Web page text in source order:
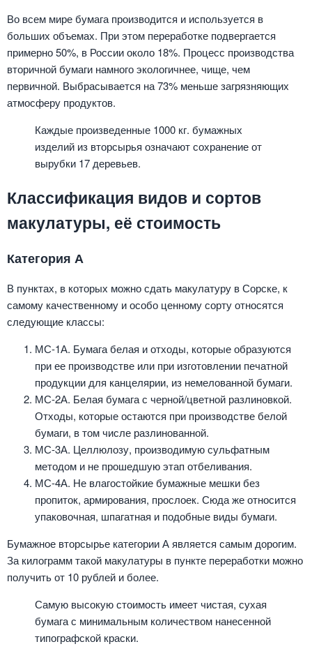
Во всем мире бумага производится и используется в
больших объемах. При этом переработке подвергается
примерно 50%, в России около 18%. Процесс производства
вторичной бумаги намного экологичнее, чище, чем
первичной. Выбрасывается на 73% меньше загрязняющих
атмосферу продуктов.
Каждые произведенные 1000 кг. бумажных
изделий из вторсырья означают сохранение от
вырубки 17 деревьев.
Классификация видов и сортов
макулатуры, её стоимость
Категория А
В пунктах, в которых можно сдать макулатуру в Сорске, к
самому качественному и особо ценному сорту относятся
следующие классы:
МС-1А. Бумага белая и отходы, которые образуются
при ее производстве или при изготовлении печатной
продукции для канцелярии, из немелованной бумаги.
МС-2А. Белая бумага с черной/цветной разлиновкой.
Отходы, которые остаются при производстве белой
бумаги, в том числе разлинованной.
МС-3А. Целлюлозу, производимую сульфатным
методом и не прошедшую этап отбеливания.
МС-4А. Не влагостойкие бумажные мешки без
пропиток, армирования, прослоек. Сюда же относится
упаковочная, шпагатная и подобные виды бумаги.
Бумажное вторсырье категории А является самым дорогим.
За килограмм такой макулатуры в пункте переработки можно
получить от 10 рублей и более.
Самую высокую стоимость имеет чистая, сухая
бумага с минимальным количеством нанесенной
типографской краски.